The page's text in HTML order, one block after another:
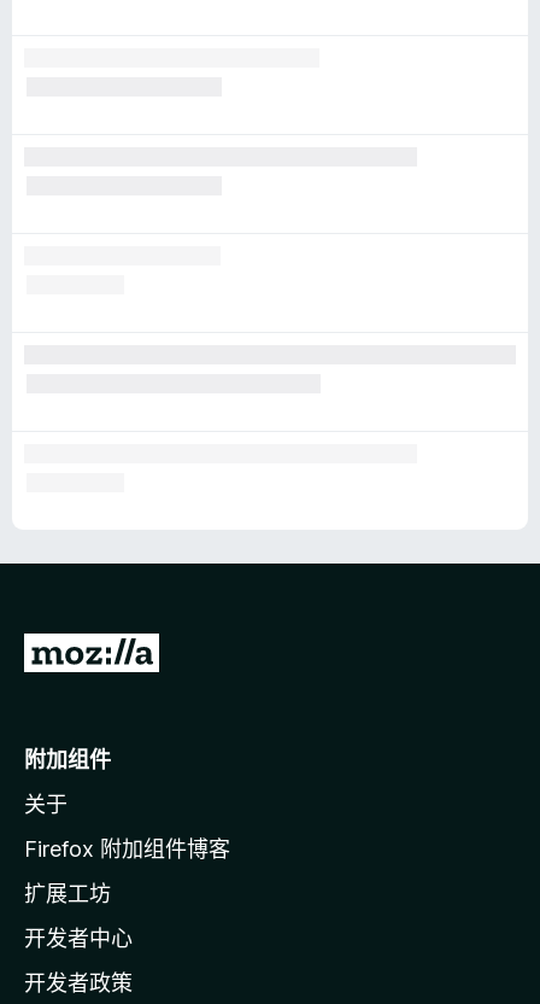
转
o
i
l
a
主
页
附加组件
关于
Firefox 附加组件博客
扩展工坊
开发者中心
开发者政策